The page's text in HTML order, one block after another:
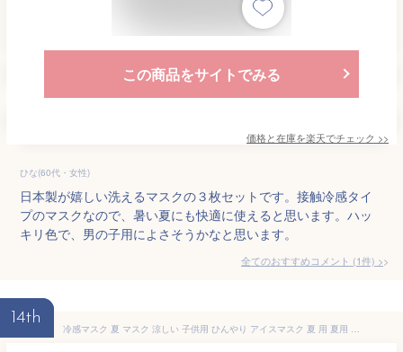
この商品をサイトでみる
価格と在庫を楽天でチェック >>
ひな(60代・女性)
日本製が嬉しい洗えるマスクの３枚セットです。接触冷感タイ
プのマスクなので、暑い夏にも快適に使えると思います。ハッ
キリ色で、男の子用によさそうかなと思います。
全てのおすすめコメント (1件) >
14th
冷感マスク 夏 マスク 涼しい 子供用 ひんやり アイスマスク 夏 用 夏用 ますく アイスコットン 生地 子供用 夏の冷感マスク 接触冷感 マスク冷感 消臭防菌 こども用 子ども用 通気性 ガーゼ 二層構造 立体型 ウイルス対策 手作り 洗えるマスク【1週間以内発送】